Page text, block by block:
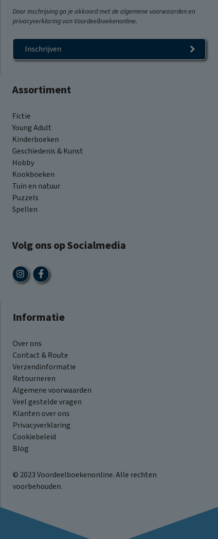
Assortiment
Fictie
Young Adult
Kinderboeken
Geschiedenis & Kunst
Hobby
Kookboeken
Tuin en natuur
Puzzels
Spellen
Volg ons op Socialmedia
Informatie
Over ons
Contact & Route
Verzendinformatie
Retourneren
Algemene voorwaarden
Veel gestelde vragen
Klanten over ons
Privacyverklaring
Cookiebeleid
Blog
© 2023 Voordeelboekenonline. Alle rechten
voorbehouden.
Door inschrijving ga je akkoord met de algemene voorwaarden en
privacyverklaring van Voordeelboekenonline.
Inschrijven